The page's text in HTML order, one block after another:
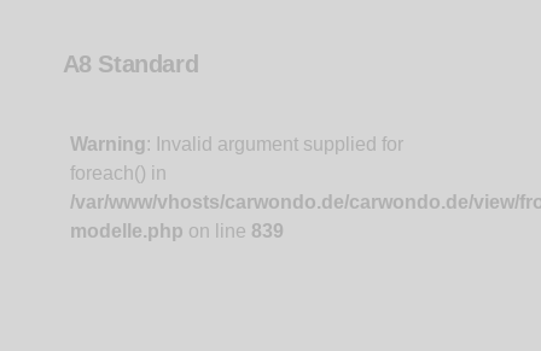
A8 Standard
Warning: Invalid argument supplied for
foreach() in
/var/www/vhosts/carwondo.de/carwondo.de/view/
modelle.php on line 839